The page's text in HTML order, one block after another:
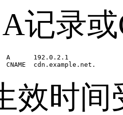
A记录或
A      192.0.2.1
cdn.example.net.
效时间